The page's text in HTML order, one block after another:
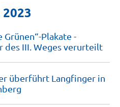
Grünen“-Plakate -
des III. Wegesverurteilt
überführt Langfinger in